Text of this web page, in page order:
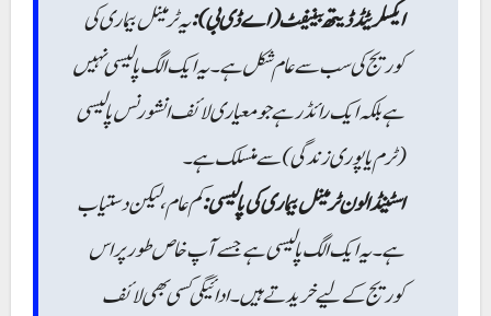
ایکسلریٹڈ ڈیتھ بینیفٹ (اے ڈی بی ):یہ ٹرمینل بیماری کی
کوریج کی سب سے عام شکل ہے۔ یہ ایک الگ پالیسی نہیں
ہے بلکہ ایک رائڈر ہے جو معیاری لائف انشورنس پالیسی
(ٹرم یا پوری زندگی) سے منسلک ہے۔
اسٹینڈ الون ٹرمینل بیماری کی پالیسی:کم عام، لیکن دستیاب
ہے۔ یہ ایک الگ پالیسی ہے جسے آپ خاص طور پر اس
کوریج کے لیے خریدتے ہیں۔ ادائیگی کسی بھی لائف